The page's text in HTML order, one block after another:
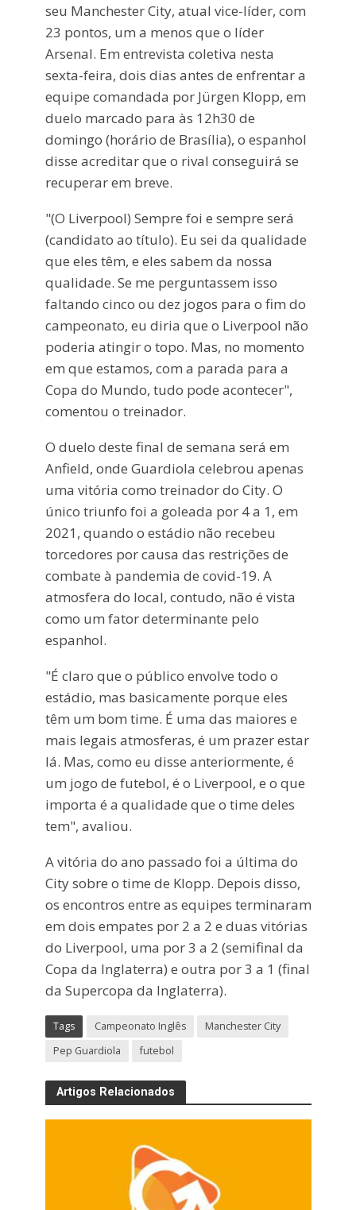
seu Manchester City, atual vice-líder, com
23 pontos, um a menos que o líder
Arsenal. Em entrevista coletiva nesta
sexta-feira, dois dias antes de enfrentar a
equipe comandada por Jürgen Klopp, em
duelo marcado para às 12h30 de
domingo (horário de Brasília), o espanhol
disse acreditar que o rival conseguirá se
recuperar em breve.
"(O Liverpool) Sempre foi e sempre será
(candidato ao título). Eu sei da qualidade
que eles têm, e eles sabem da nossa
qualidade. Se me perguntassem isso
faltando cinco ou dez jogos para o fim do
campeonato, eu diria que o Liverpool não
poderia atingir o topo. Mas, no momento
em que estamos, com a parada para a
Copa do Mundo, tudo pode acontecer",
comentou o treinador.
O duelo deste final de semana será em
Anfield, onde Guardiola celebrou apenas
uma vitória como treinador do City. O
único triunfo foi a goleada por 4 a 1, em
2021, quando o estádio não recebeu
torcedores por causa das restrições de
combate à pandemia de covid-19. A
atmosfera do local, contudo, não é vista
como um fator determinante pelo
espanhol.
"É claro que o público envolve todo o
estádio, mas basicamente porque eles
têm um bom time. É uma das maiores e
mais legais atmosferas, é um prazer estar
lá. Mas, como eu disse anteriormente, é
um jogo de futebol, é o Liverpool, e o que
importa é a qualidade que o time deles
tem", avaliou.
A vitória do ano passado foi a última do
City sobre o time de Klopp. Depois disso,
os encontros entre as equipes terminaram
em dois empates por 2 a 2 e duas vitórias
do Liverpool, uma por 3 a 2 (semifinal da
Copa da Inglaterra) e outra por 3 a 1 (final
da Supercopa da Inglaterra).
Tags Campeonato Inglês
Manchester City
Pep Guardiola
futebol
Artigos Relacionados